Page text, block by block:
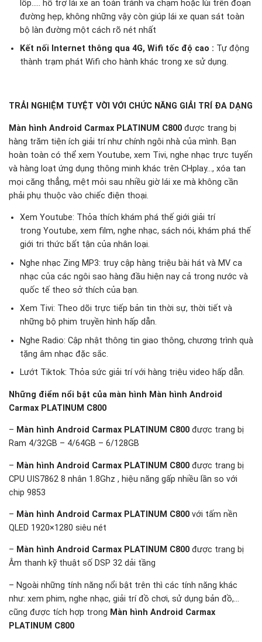
lốp….. hỗ trợ lái xe an toàn tránh va chạm hoặc lùi trên đoạn
đường hẹp, không những vậy còn giúp lái xe quan sát toàn
bộ làn đường một cách rõ nét nhất
Kết nối Internet thông qua 4G, Wifi tốc độ cao : Tự động
thành trạm phát Wifi cho hành khác trong xe sử dụng.
TRẢI NGHIỆM TUYỆT VỜI VỚI CHỨC NĂNG GIẢI TRÍ ĐA DẠNG
Màn hình Android Carmax PLATINUM C800 được trang bị
hàng trăm tiện ích giải trí như chính ngôi nhà của mình. Bạn
hoàn toàn có thể xem Youtube, xem Tivi, nghe nhạc trực tuyến
và hàng loạt ứng dụng thông minh khác trên CHplay…, xóa tan
mọi căng thẳng, mệt mỏi sau nhiều giờ lái xe mà không cần
phải phụ thuộc vào chiếc điện thoại.
Xem Youtube: Thỏa thích khám phá thế giới giải trí
trong Youtube, xem film, nghe nhạc, sách nói, khám phá thế
giới tri thức bất tận của nhân loại.
Nghe nhạc Zing MP3: truy cập hàng triệu bài hát và MV ca
nhạc của các ngôi sao hàng đầu hiện nay cả trong nước và
quốc tế theo sở thích của bạn.
Xem Tivi: Theo dõi trực tiếp bản tin thời sự, thời tiết và
những bộ phim truyền hình hấp dẫn.
Nghe Radio: Cập nhật thông tin giao thông, chương trình quà
tặng âm nhạc đặc sắc.
Lướt Tiktok: Thỏa sức giải trí với hàng triệu video hấp dẫn.
Những điểm nổi bật của màn hình Màn hình Android
Carmax PLATINUM C800
– Màn hình Android Carmax PLATINUM C800 được trang bị
Ram 4/32GB – 4/64GB – 6/128GB
– Màn hình Android Carmax PLATINUM C800 được trang bị
CPU UIS7862 8 nhân 1.8Ghz , hiệu năng gấp nhiều lần so với
chip 9853
– Màn hình Android Carmax PLATINUM C800 với tấm nền
QLED 1920×1280 siêu nét
– Màn hình Android Carmax PLATINUM C800 được trang bị
Âm thanh kỹ thuật số DSP 32 dải tầng
– Ngoài những tính năng nổi bật trên thì các tính năng khác
như: xem phim, nghe nhạc, giải trí đồ chơi, sử dụng bản đồ,…
cũng được tích hợp trong Màn hình Android Carmax
PLATINUM C800